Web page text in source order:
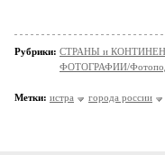
Рубрики: СТРАНЫ и
ФОТОГРАФИИ/
Метки: истра города россии